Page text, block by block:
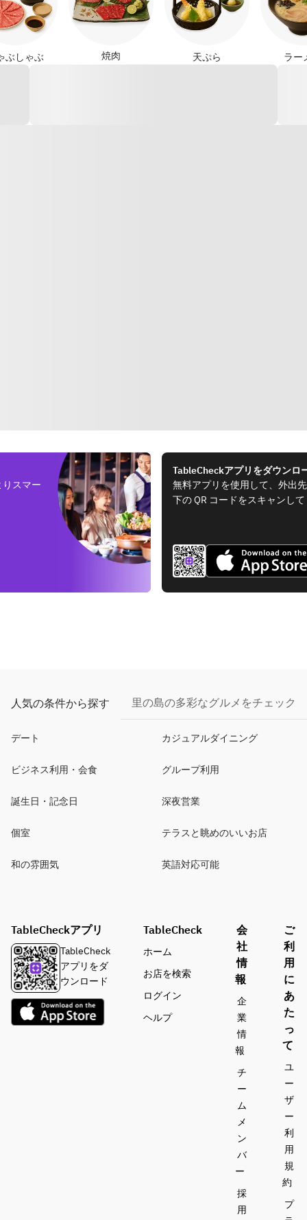
ぶしゃぶ 焼肉 天ぷら ラー
スマー
TableCheckアプリをダウンロ
無料アプリを使用して、外出
下の QR コードをスキャンし
人気の条件から探す 里の島の多彩なグルメをチェック
デート カジュアルダイニング
ビジネス利用・会食 グループ利用
誕生日・記念日 深夜営業
個室 テラスと眺めのいいお店
和の雰囲気 英語対応可能
TableCheckアプリ
TableCheck
アプリをダ
ウンロード
TableCheck
ホーム
お店を検索
ログイン
ヘルプ
会
社
情
報
企
業
情
報
チ
ー
ム
メ
ン
バ
ー
採
用
ご
利
用
に
あ
た
っ
て
ユ
ー
ザ
ー
利
用
規
約
プ